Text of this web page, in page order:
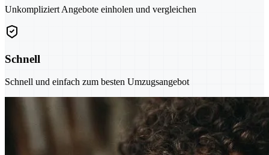
Unkompliziert Angebote einholen und vergleichen
Schnell
Schnell und einfach zum besten Umzugsangebot